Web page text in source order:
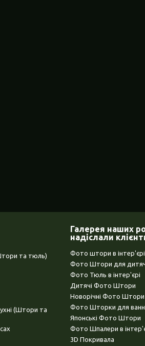
та тюль)
(Штори та
Галерея наших
надіслали
Фото штори в інтер'єрі
Фото Штори для
Фото Тюль в інтер'єрі
Дитячі Фото Штори
Новорічні Фото Штори
Фото Шторки для
Японські Фото Штори
Фото Шпалери в
3D Покривала